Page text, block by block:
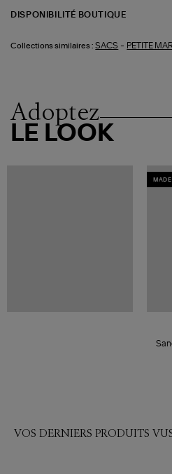
DISPONIBILITÉ BOUTIQUE
Collections similaires : SACS - PETITE
Adoptez
LE LOOK
VOS DERNIERS PRODUITS